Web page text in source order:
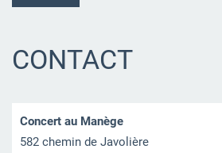
CONTACT
Concert au Manège
582 chemin de Javolière